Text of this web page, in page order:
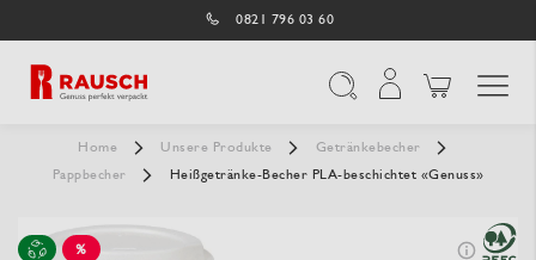
0821 796 03 60
Home Unsere Produkte
Getränkebecher
Pappbecher
Heißgetränke-Becher PLA-beschichtet «Genuss»
%